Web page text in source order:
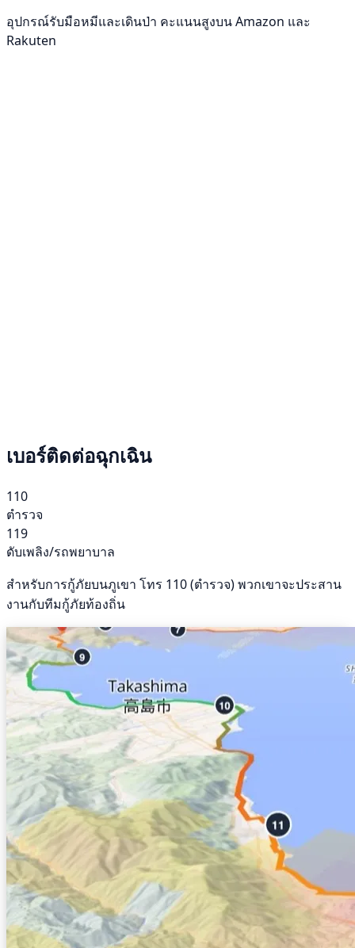
อุปกรณ์รับมือหมีและเดินป่า คะแนนสูงบน Amazon และ
Rakuten
เบอร์ติดต่อฉุกเฉิน
110
ตำรวจ
119
ดับเพลิง/รถพยาบาล
สำหรับการกู้ภัยบนภูเขา โทร 110 (ตำรวจ) พวกเขาจะประสาน
งานกับทีมกู้ภัยท้องถิ่น